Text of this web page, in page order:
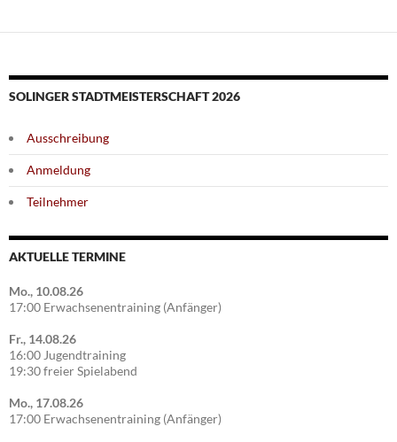
SOLINGER STADTMEISTERSCHAFT 2026
Ausschreibung
Anmeldung
Teilnehmer
AKTUELLE TERMINE
Mo., 10.08.26
17:00 Erwachsenentraining (Anfänger)
Fr., 14.08.26
16:00 Jugendtraining
19:30 freier Spielabend
Mo., 17.08.26
17:00 Erwachsenentraining (Anfänger)